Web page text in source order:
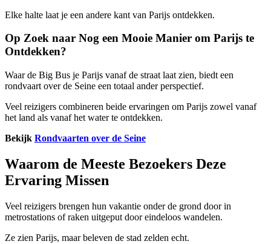
Elke halte laat je een andere kant van Parijs ontdekken.
Op Zoek naar Nog een Mooie Manier om Parijs te
Ontdekken?
Waar de Big Bus je Parijs vanaf de straat laat zien, biedt een
rondvaart over de Seine een totaal ander perspectief.
Veel reizigers combineren beide ervaringen om Parijs zowel vanaf
het land als vanaf het water te ontdekken.
Bekijk Rondvaarten over de Seine
Waarom de Meeste Bezoekers Deze
Ervaring Missen
Veel reizigers brengen hun vakantie onder de grond door in
metrostations of raken uitgeput door eindeloos wandelen.
Ze zien Parijs, maar beleven de stad zelden echt.